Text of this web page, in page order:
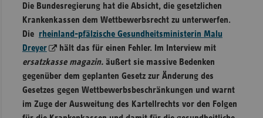
Die Bundesregierung hat die Absicht, die gesetzlichen
Krankenkassen dem Wettbewerbsrecht zu unterwerfen.
Die rheinland-pfälzische Gesundheitsministerin Malu
Dreyer
hält das für einen Fehler. Im Interview mit
ersatzkasse magazin.äußert sie massive Bedenken
gegenüber dem geplanten Gesetz zur Änderung des
Gesetzes gegen Wettbewerbsbeschränkungen und warnt
im Zuge der Ausweitung des Kartellrechts vor den Folgen